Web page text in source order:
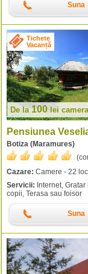
Suna
Tichete
Vacanță
De la 100 lei
Pensiunea
Botiza (Maramures)
Cazare: Camere - 22
Servicii: Internet,
copii, Terasa sau foisor
Suna